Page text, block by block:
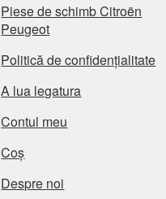
Piese de schimb Citroën
Peugeot
Politică de confidențialitate
A lua legatura
Contul meu
Coș
Despre noi